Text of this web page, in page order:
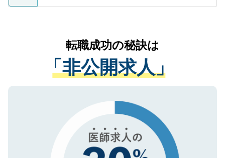
ているすべての個人データはご本人の許可
は、個人情報の取り扱いについての厳密な
管理基準を満たした事業者のみに付与され
る、プライバシーマークを取得済みです。
で、機密保持に関してもご安心ください。
かがいして、現在の医療機関の状況や紹介
経験をまじえながら、適切なアドバイスを
させていただきます。すぐにご転職をされ
ない方には、長期的なサポートが可能です
ので、まずはご登録ください。
転職成功の秘訣は
「非公開求人」